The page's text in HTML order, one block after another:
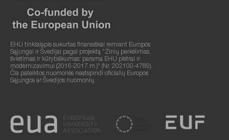
EHU tinklalapis sukurtas finansiškai remiant Europos
Sąjungai ir Švedijai pagal projektą "Žinių perkėlimas,
švietimas ir kūrybiškumas: parama EHU plėtrai ir
modernizavimui (2016-2017 m.)" (Nr. 202100-4789).
Čia pateiktos nuomonės neatspindi oficialių Europos
Sąjungos ar Švedijos nuomonių.